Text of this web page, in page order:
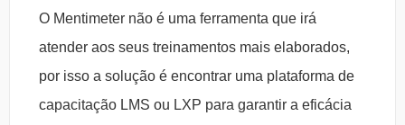
O Mentimeter não é uma ferramenta que irá
atender aos seus treinamentos mais elaborados,
por isso a solução é encontrar uma plataforma de
capacitação LMS ou LXP para garantir a eficácia